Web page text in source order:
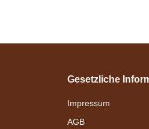
Gesetzliche
Impressum
AGB